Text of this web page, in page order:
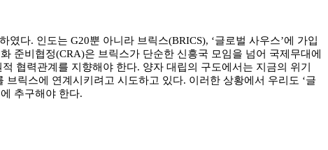
다. 인도는 G20뿐 아니라 브릭스(BRICS), ‘글로벌 사우스’에 가입
준비협정(CRA)은 브릭스가 단순한 신흥국 모임을 넘어 국제무대에
협력관계를 지향해야 한다. 양자 대립의 구도에서는 지금의 위기
릭스에 연계시키려고 시도하고 있다. 이러한 상황에서 우리도 ‘글
추구해야 한다.